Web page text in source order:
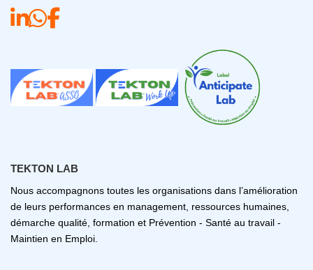
TEKTON LAB
Nous accompagnons toutes les organisations dans l’amélioration
de leurs performances en management, ressources humaines,
démarche qualité, formation et Prévention - Santé au travail -
Maintien en Emploi.